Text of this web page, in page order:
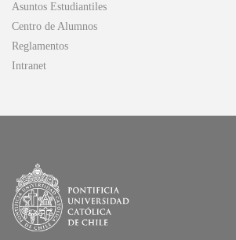
Asuntos Estudiantiles
Centro de Alumnos
Reglamentos
Intranet